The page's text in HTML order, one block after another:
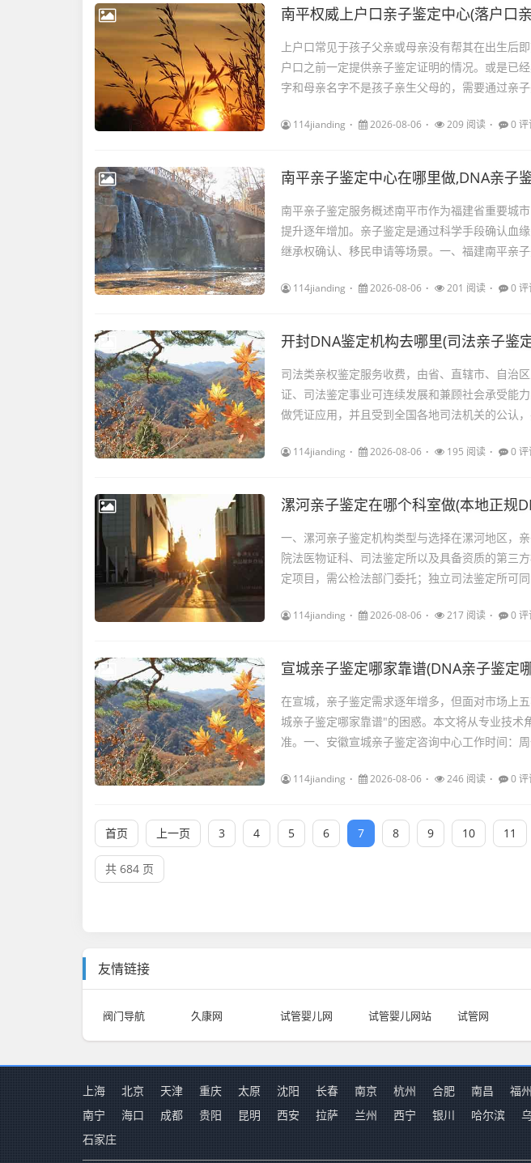
南平权威上户口亲子鉴定中心(落户口
上户口常见于孩子父亲或母亲没有帮其在出生后
户口之前一定提供亲子鉴定证明的情况。或是已
字和母亲名字不是孩子亲生父母的，需要通过亲
114jianding 2026-08-06 209 阅读 0 评
南平亲子鉴定中心在哪里做,DNA亲子
南平亲子鉴定服务概述南平市作为福建省重要城
提升逐年增加。亲子鉴定是通过科学手段确认血
继承权确认、移民申请等场景。一、福建南平亲
114jianding 2026-08-06 201 阅读 0 评
开封DNA鉴定机构去哪里(司法亲子鉴
司法类亲权鉴定服务收费，由省、直辖市、自治
证、司法鉴定事业可连续发展和兼顾社会承受能
做凭证应用，并且受到全国各地司法机关的公认
114jianding 2026-08-06 195 阅读 0 评
漯河亲子鉴定在哪个科室做(本地正规
一、漯河亲子鉴定机构类型与选择在漯河地区，
院法医物证科、司法鉴定所以及具备资质的第三
定项目，需公检法部门委托；独立司法鉴定所可
114jianding 2026-08-06 217 阅读 0 评
宣城亲子鉴定哪家靠谱(DNA亲子鉴定
在宣城，亲子鉴定需求逐年增多，但面对市场上
城亲子鉴定哪家靠谱"的困惑。本文将从专业技术
准。一、安徽宣城亲子鉴定咨询中心工作时间：
114jianding 2026-08-06 246 阅读 0 评
首页 上一页 3 4 5 6 7 8 9 10 11
共 684 页
友情链接
阀门导航 久康网 试管婴儿网 试管婴儿网站 试管网
上海 北京 天津 重庆 太原 沈阳 长春 南京 杭州 合肥 南昌 福州
南宁
海口 成都 贵阳 昆明 西安 拉萨 兰州 西宁 银川 哈尔滨
石家庄